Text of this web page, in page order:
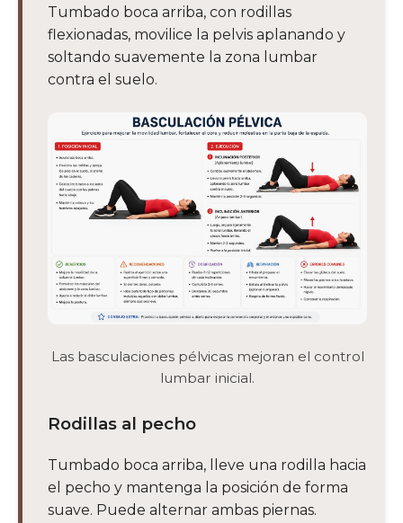
Tumbado boca arriba, con rodillas
flexionadas, movilice la pelvis aplanando y
soltando suavemente la zona lumbar
contra el suelo.
Las basculaciones pélvicas mejoran el control
lumbar inicial.
Rodillas al pecho
Tumbado boca arriba, lleve una rodilla hacia
el pecho y mantenga la posición de forma
suave. Puede alternar ambas piernas.